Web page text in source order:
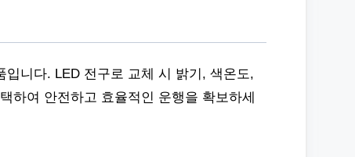
니다. LED 전구로 교체 시 밝기, 색온도,
하여 안전하고 효율적인 운행을 확보하세